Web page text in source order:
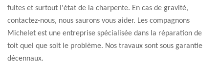
fuites et surtout l'état de la charpente. En cas de gravité,
contactez-nous, nous saurons vous aider. Les compagnons
Michelet est une entreprise spécialisée dans la réparation de
toit quel que soit le problème. Nos travaux sont sous garantie
décennaux.